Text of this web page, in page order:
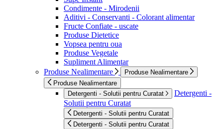
Condimente - Mirodenii
Aditivi - Conservanti - Colorant alimentar
Fructe Confiate - uscate
Produse Dietetice
Vopsea pentru oua
Produse Vegetale
Supliment Alimentar
Produse Nealimentare
Produse Nealimentare
Produse Nealimentare
Detergenti - Solutii pentru Curatat
Detergenti -
Solutii pentru Curatat
Detergenti - Solutii pentru Curatat
Detergenti - Solutii pentru Curatat